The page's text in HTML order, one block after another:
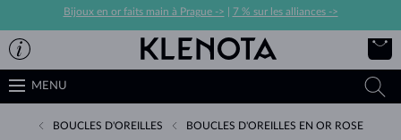
Bijoux en or faits main à Prague -> 7 % sur les alliances ->
MENU
BOUCLES D'OREILLES BOUCLES D'OREILLES EN OR ROSE